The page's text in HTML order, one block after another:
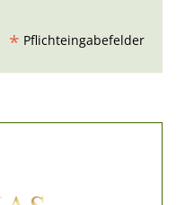
* Pflichteingabefelder